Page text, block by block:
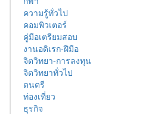
ความรู้ทั่วไป
คอมพิวเตอร์
คู่มือเตรียมสอบ
งานอดิเรก-ฝีมือ
จิตวิทยา-การลงทุน
จิตวิทยาทั่วไป
ดนตรี
ท่องเที่ยว
ธุรกิจ